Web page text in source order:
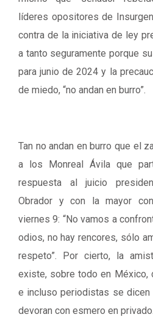
líderes opositores de
contra de la iniciativa de ley
a tanto seguramente porque
para junio de 2024 y la
de miedo, “no andan en burro”.
Tan no andan en burro que el
a los Monreal Ávila que
respuesta al juicio
Obrador y con la mayor
viernes 9: “No vamos a
odios, no hay rencores, sólo
respeto”. Por cierto, la
existe, sobre todo en México,
e incluso periodistas se
devoran con esmero en privado.